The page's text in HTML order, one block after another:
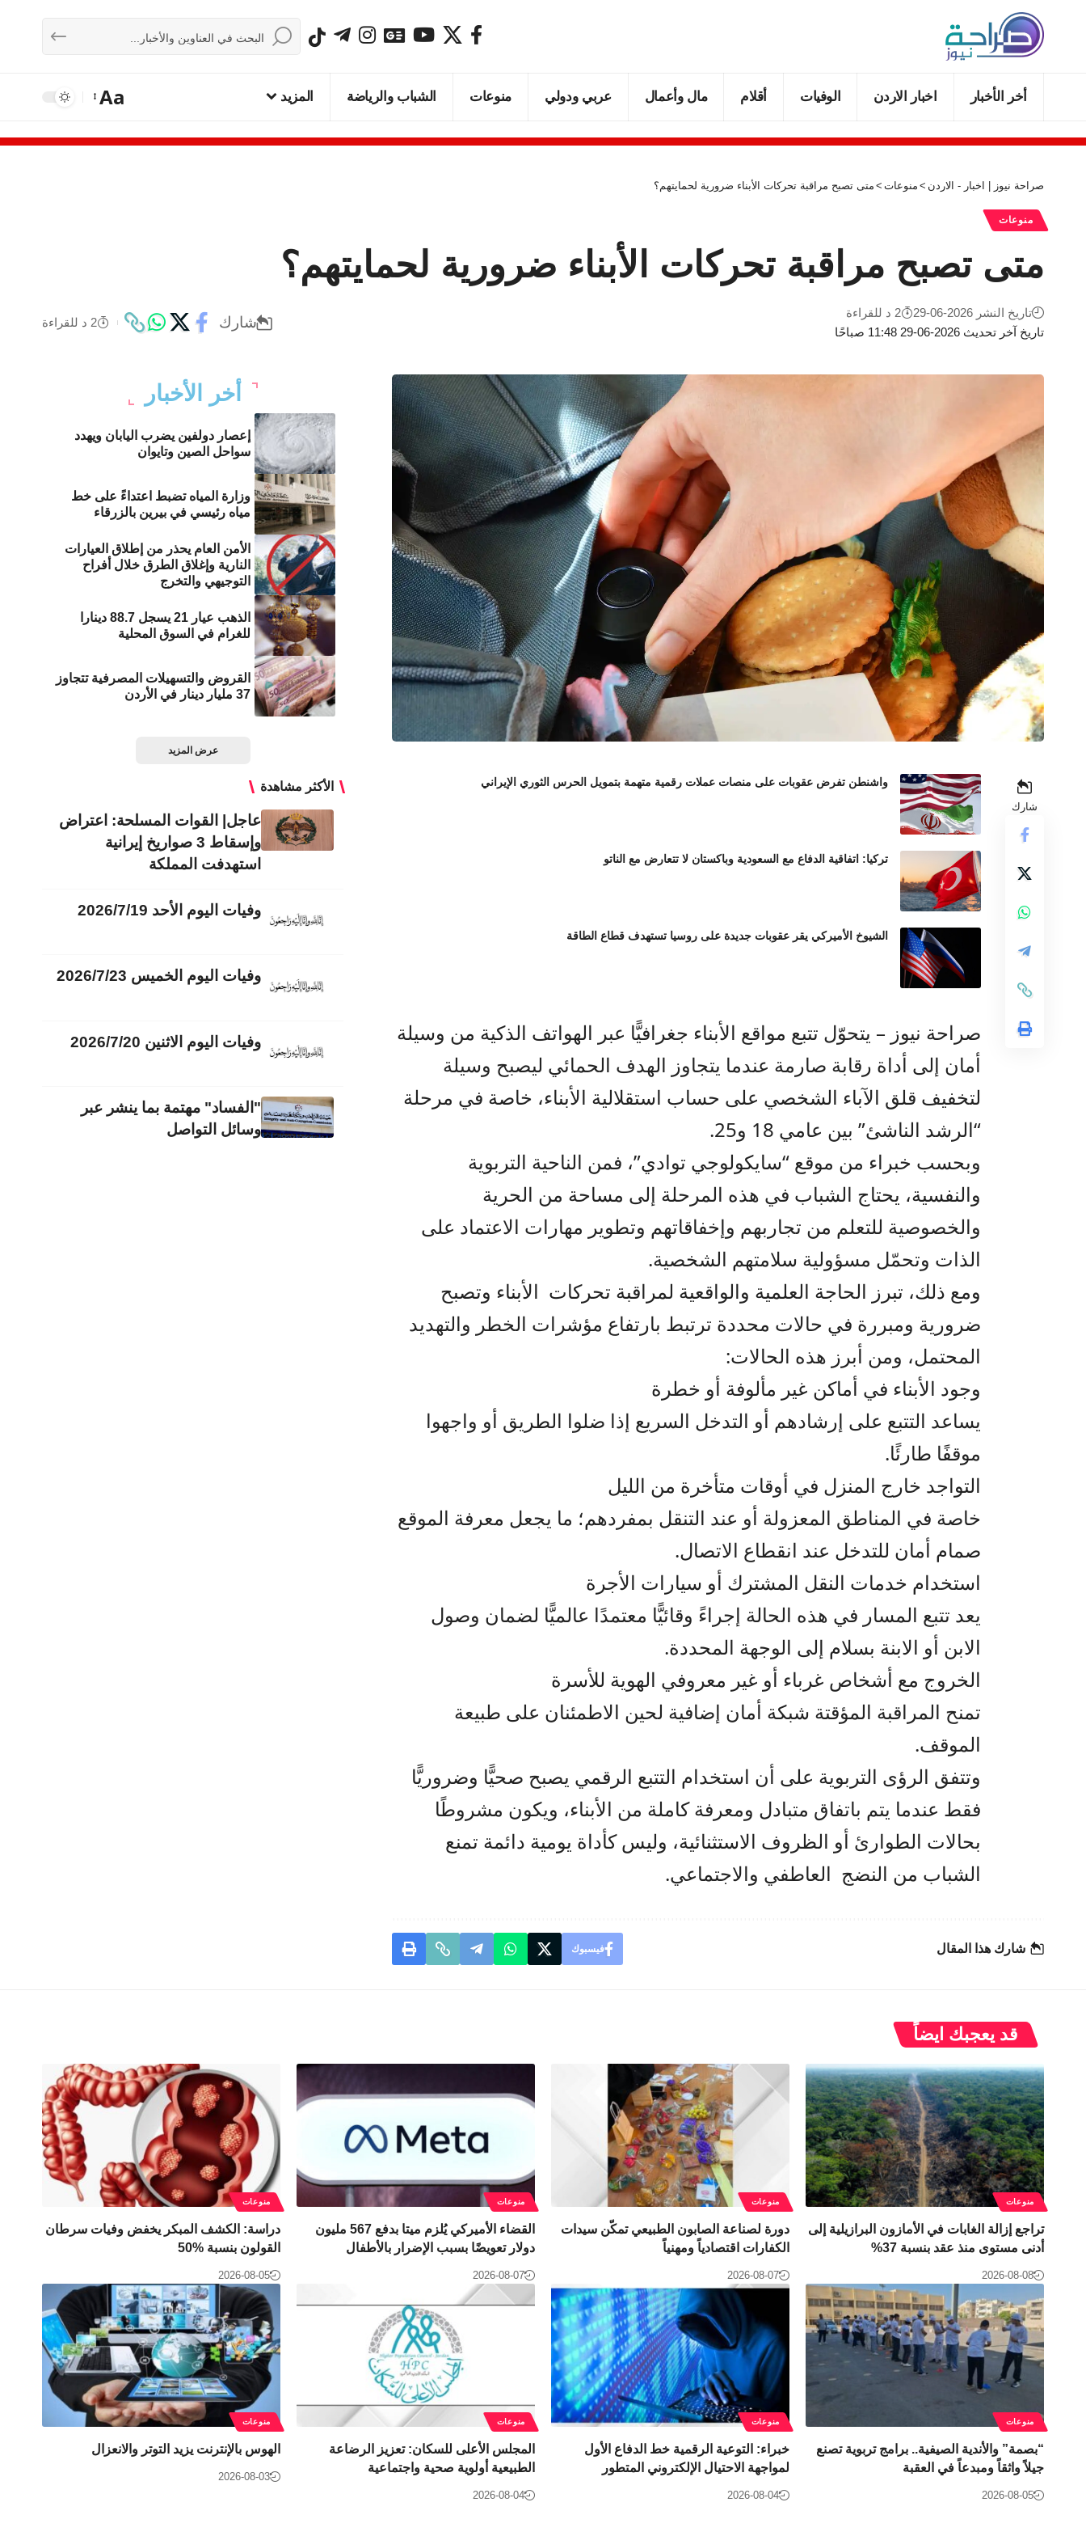
أخر الأخبار اخبار الاردن الوفيات أقلام مال وأعمال عربي ودولي منوعات الشباب والرياضة المزيد Aa
صراحة نيوز | اخبار - الاردن > منوعات > متى تصبح مراقبة تحركات الأبناء ضرورية لحمايتهم؟
منوعات
متى تصبح مراقبة تحركات الأبناء ضرورية لحمايتهم؟
تاريخ آخر تحديث 2026-06-29 11:48 صباحًا
تاريخ النشر 2026-06-29 2 د للقراءة
شارك 2 د للقراءة
شارك
واشنطن تفرض عقوبات على منصات عملات رقمية متهمة بتمويل الحرس الثوري الإيراني
تركيا: اتفاقية الدفاع مع السعودية وباكستان لا تتعارض مع الناتو
الشيوخ الأميركي يقر عقوبات جديدة على روسيا تستهدف قطاع الطاقة
صراحة نيوز – يتحوّل تتبع مواقع الأبناء جغرافيًّا عبر الهواتف الذكية من وسيلة
أمان إلى أداة رقابة صارمة عندما يتجاوز الهدف الحمائي ليصبح وسيلة
لتخفيف قلق الآباء الشخصي على حساب استقلالية الأبناء، خاصة في مرحلة
“الرشد الناشئ” بين عامي 18 و25.
وبحسب خبراء من موقع “سايكولوجي توادي”، فمن الناحية التربوية
والنفسية، يحتاج الشباب في هذه المرحلة إلى مساحة من الحرية
والخصوصية للتعلم من تجاربهم وإخفاقاتهم وتطوير مهارات الاعتماد على
الذات وتحمّل مسؤولية سلامتهم الشخصية.
ومع ذلك، تبرز الحاجة العلمية والواقعية لمراقبة تحركات الأبناء وتصبح
ضرورية ومبررة في حالات محددة ترتبط بارتفاع مؤشرات الخطر والتهديد
المحتمل، ومن أبرز هذه الحالات:
وجود الأبناء في أماكن غير مألوفة أو خطرة
يساعد التتبع على إرشادهم أو التدخل السريع إذا ضلوا الطريق أو واجهوا
موقفًا طارئًا.
التواجد خارج المنزل في أوقات متأخرة من الليل
خاصة في المناطق المعزولة أو عند التنقل بمفردهم؛ ما يجعل معرفة الموقع
صمام أمان للتدخل عند انقطاع الاتصال.
استخدام خدمات النقل المشترك أو سيارات الأجرة
يعد تتبع المسار في هذه الحالة إجراءً وقائيًّا معتمدًا عالميًّا لضمان وصول
الابن أو الابنة بسلام إلى الوجهة المحددة.
الخروج مع أشخاص غرباء أو غير معروفي الهوية للأسرة
تمنح المراقبة المؤقتة شبكة أمان إضافية لحين الاطمئنان على طبيعة
الموقف.
وتتفق الرؤى التربوية على أن استخدام التتبع الرقمي يصبح صحيًّا وضروريًّا
فقط عندما يتم باتفاق متبادل ومعرفة كاملة من الأبناء، ويكون مشروطًا
بحالات الطوارئ أو الظروف الاستثنائية، وليس كأداة يومية دائمة تمنع
الشباب من النضج العاطفي والاجتماعي.
شارك هذا المقال فيسبوك
أخر الأخبار
إعصار دولفين يضرب اليابان ويهدد
سواحل الصين وتايوان
وزارة المياه تضبط اعتداءً على خط
مياه رئيسي في بيرين بالزرقاء
الأمن العام يحذر من إطلاق العيارات
النارية وإغلاق الطرق خلال أفراح
التوجيهي والتخرج
الذهب عيار 21 يسجل 88.7 دينارا
للغرام في السوق المحلية
القروض والتسهيلات المصرفية تتجاوز
37 مليار دينار في الأردن
عرض المزيد
الأكثر مشاهدة
عاجل| القوات المسلحة: اعتراض
وإسقاط 3 صواريخ إيرانية
استهدفت المملكة
وفيات اليوم الأحد 2026/7/19
وفيات اليوم الخميس 2026/7/23
وفيات اليوم الاثنين 2026/7/20
"الفساد" مهتمة بما ينشر عبر
وسائل التواصل
قد يعجبك ايضاً
منوعات
تراجع إزالة الغابات في الأمازون البرازيلية إلى
أدنى مستوى منذ عقد بنسبة 37%
2026-08-08
منوعات
دورة لصناعة الصابون الطبيعي تمكّن سيدات
الكفارات اقتصادياً ومهنياً
2026-08-07
منوعات
القضاء الأميركي يُلزم ميتا بدفع 567 مليون
دولار تعويضًا بسبب الإضرار بالأطفال
2026-08-07
منوعات
دراسة: الكشف المبكر يخفض وفيات سرطان
القولون بنسبة 50‎%‎
2026-08-05
منوعات
“بصمة” والأندية الصيفية.. برامج تربوية تصنع
جيلاً واثقاً ومبدعاً في العقبة
2026-08-05
منوعات
خبراء: التوعية الرقمية خط الدفاع الأول
لمواجهة الاحتيال الإلكتروني المتطور
2026-08-04
منوعات
المجلس الأعلى للسكان: تعزيز الرضاعة
الطبيعية أولوية صحية واجتماعية
2026-08-04
منوعات
الهوس بالإنترنت يزيد التوتر والانعزال
2026-08-03